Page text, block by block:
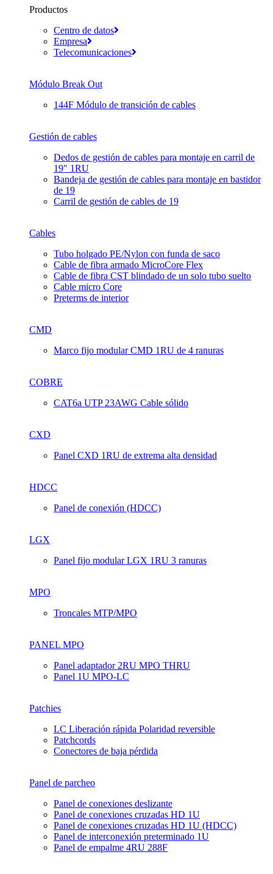
Productos
Centro de datos
Empresa
Telecomunicaciones
Módulo Break Out
144F Módulo de transición de cables
Gestión de cables
Dedos de gestión de cables para montaje en carril de
19" 1RU
Bandeja de gestión de cables para montaje en bastidor
de 19
Carril de gestión de cables de 19
Cables
Tubo holgado PE/Nylon con funda de saco
Cable de fibra armado MicroCore Flex
Cable de fibra CST blindado de un solo tubo suelto
Cable micro Core
Preterms de interior
CMD
Marco fijo modular CMD 1RU de 4 ranuras
COBRE
CAT6a UTP 23AWG Cable sólido
CXD
Panel CXD 1RU de extrema alta densidad
HDCC
Panel de conexión (HDCC)
LGX
Panel fijo modular LGX 1RU 3 ranuras
MPO
Troncales MTP/MPO
PANEL MPO
Panel adaptador 2RU MPO THRU
Panel 1U MPO-LC
Patchies
LC Liberación rápida Polaridad reversible
Patchcords
Conectores de baja pérdida
Panel de parcheo
Panel de conexiones deslizante
Panel de conexiones cruzadas HD 1U
Panel de conexiones cruzadas HD 1U (HDCC)
Panel de interconexión preterminado 1U
Panel de empalme 4RU 288F